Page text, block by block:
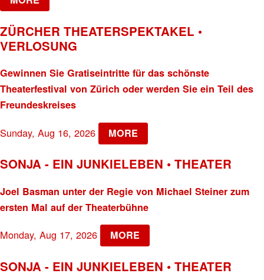
ZÜRCHER THEATERSPEKTAKEL •
VERLOSUNG
Gewinnen Sie Gratiseintritte für das schönste
Theaterfestival von Zürich oder werden Sie ein Teil des
Freundeskreises
Sunday, Aug 16, 2026 MORE
SONJA - EIN JUNKIELEBEN • THEATER
Joel Basman unter der Regie von Michael Steiner zum
ersten Mal auf der Theaterbühne
Monday, Aug 17, 2026 MORE
SONJA - EIN JUNKIELEBEN • THEATER